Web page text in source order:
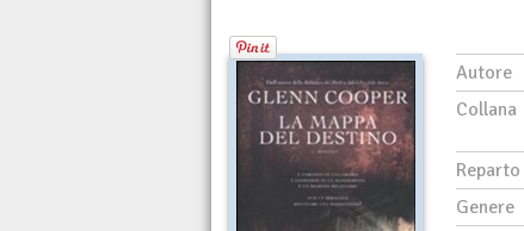
Autore
Collana
Reparto
Genere